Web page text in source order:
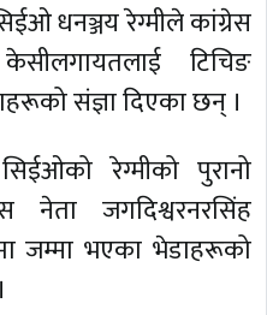
धनञ्जय रेग्मीले कांग्रेस
टिचिङ
संज्ञा दिएका छन् ।
रेग्मीको पुरानो
जगदिश्वरनरसिंह
जम्मा भएका भेडाहरूको